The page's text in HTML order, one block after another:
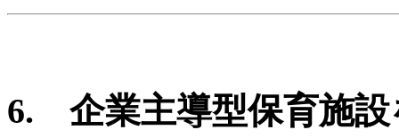
6. 企業主導型保育施設